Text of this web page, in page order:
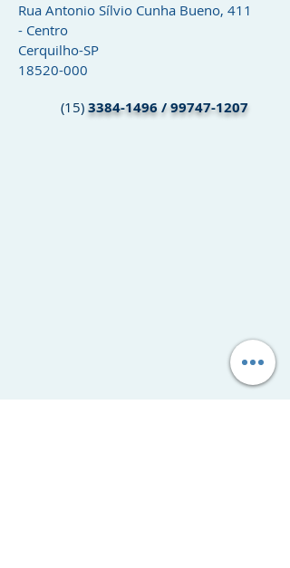
Rua Antonio Sílvio Cunha Bueno, 411
- Centro
Cerquilho-SP
18520-000
(15) 3384-1496/99747-1207